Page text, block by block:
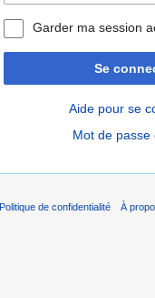
Garder ma session
Se
Aide pour se
Mot de passe
Politique de confidentialité À